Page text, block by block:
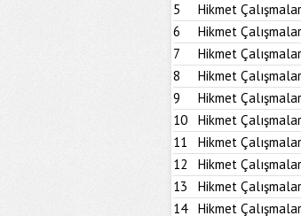
5
Hikmet
6
Hikmet
7
Hikmet
8
Hikmet
9
Hikmet
10
Hikmet
11
Hikmet
12
Hikmet
13
Hikmet
14
Hikmet